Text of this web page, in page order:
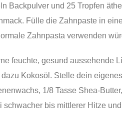
Backpulver und 25 Tropfen
Fülle die Zahnpaste in
Zahnpasta verwenden
feuchte, gesund aussehende
Kokosöl. Stelle dein
1/8 Tasse Shea-
bis mittlerer Hitze